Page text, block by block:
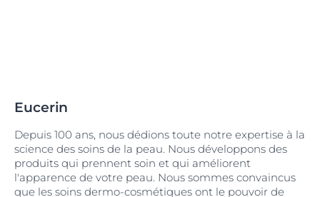
Eucerin
Depuis 100 ans, nous dédions toute notre expertise à la
science des soins de la peau. Nous développons des
produits qui prennent soin et qui améliorent
l'apparence de votre peau. Nous sommes convaincus
que les soins dermo-cosmétiques ont le pouvoir de